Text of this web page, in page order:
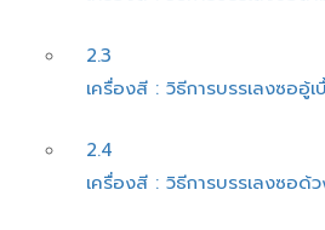
2.3
เครื่องสี : วิธีการบรรเลงซออู้
2.4
เครื่องสี : วิธีการบรรเลงซอด้